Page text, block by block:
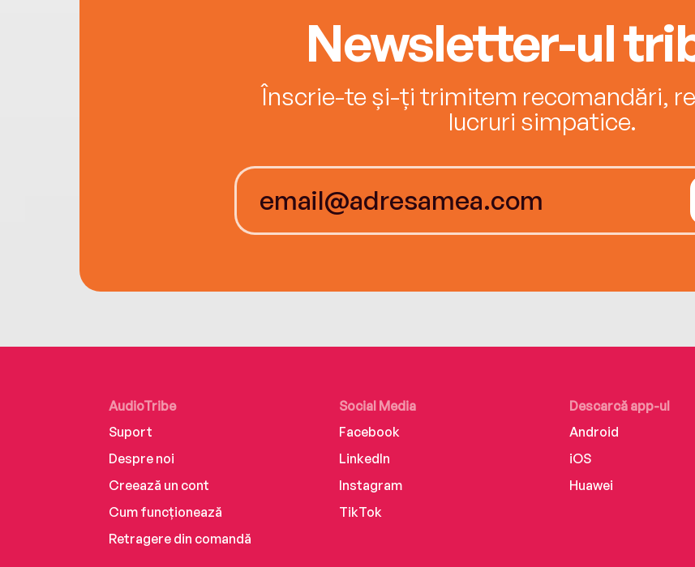
Newsletter-ul
Înscrie-te și-ți trimitem recomandări,
lucruri simpatice.
AudioTribe
Suport
Despre noi
Creează un cont
Cum funcționează
Retragere din comandă
Social Media
Facebook
LinkedIn
Instagram
TikTok
Descarcă app-ul
Android
iOS
Huawei